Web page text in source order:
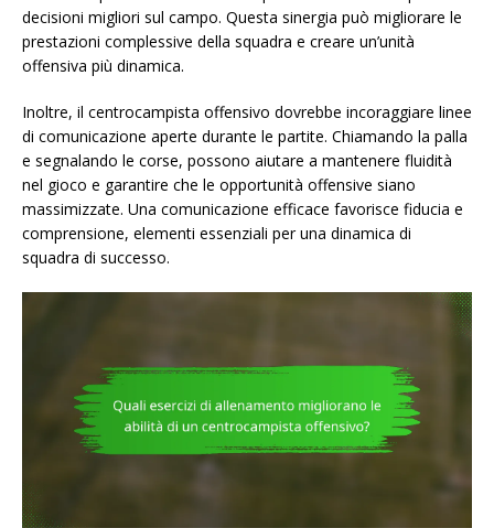
decisioni migliori sul campo. Questa sinergia può migliorare le
prestazioni complessive della squadra e creare un’unità
offensiva più dinamica.
Inoltre, il centrocampista offensivo dovrebbe incoraggiare linee
di comunicazione aperte durante le partite. Chiamando la palla
e segnalando le corse, possono aiutare a mantenere fluidità
nel gioco e garantire che le opportunità offensive siano
massimizzate. Una comunicazione efficace favorisce fiducia e
comprensione, elementi essenziali per una dinamica di
squadra di successo.